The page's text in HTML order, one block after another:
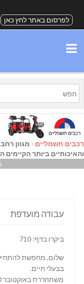
לפרסום באתר לחץ כאן
רכבים חשמליים - מגוון
והאיכותיים ביותר הקיימים
עבודה מועדפת
ביקרו בדף: 710
שלום, מחפשת
בבעלי חיים.
משתחררת באוקטובר 2020